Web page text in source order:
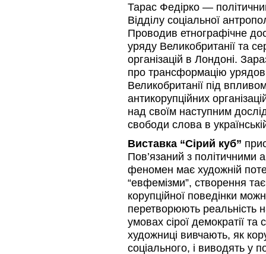
Тарас Федірко —
Відділу соціальної
Проводив етнографічне
уряду Великобританії та
організацій в Лондоні.
про трансформацію
Великобританії під
антикорупційних
над своїм наступним
свободи слова в
Виставка “Сірий куб”
Пов’язаний з політичними
феномен має художній
“евфемізми”, створення
корупційної поведінки
перетворюють реальність
умовах сірої демократії та
художниці вивчають, як
соціального, і виводять у